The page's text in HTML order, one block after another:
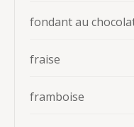
fondant au
fraise
framboise